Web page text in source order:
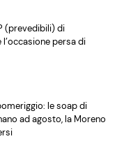
(prevedibili) di
persa di
le soap di
ad agosto, la Moreno